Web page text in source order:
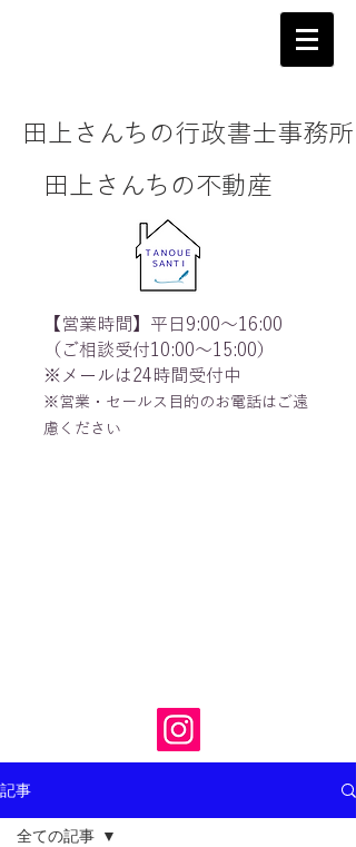
田上さんちの行政書士事務所
田上さんちの不動産
【営業時間】平日9:00～16:00
（ご相談受付10:00～15:00）
※メールは24時間受付中
※営業・セールス目的のお電話はご遠
慮ください
記事
全ての記事